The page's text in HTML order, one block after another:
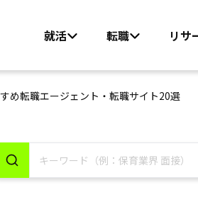
就活 転職 リサ
め転職エージェント・転職サイト20選